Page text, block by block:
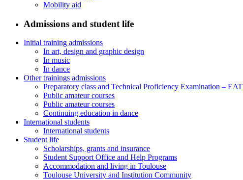
Mobility aid
Admissions and student life
Initial training admissions
In art, design and graphic design
In music
In dance
Other trainings admissions
Preparatory class and Technical Proficiency Examination – EAT
Public amateur courses
Public amateur courses
Continuing education in dance
International students
International students
Student life
Scholarships, grants and insurance
Student Support Office and Help Programs
Accommodation and living in Toulouse
Toulouse University and Institution Community